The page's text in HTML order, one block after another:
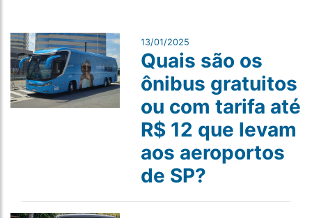
13/01/2025
Quais são os
ônibus gratuitos
ou com tarifa até
R$ 12 que levam
aos aeroportos
de SP?